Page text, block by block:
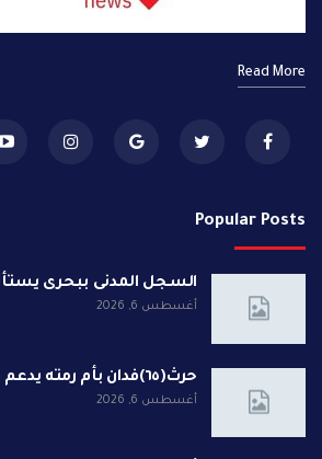
Read More
Popular Posts
السجل المدنى ببحرى
أغسطس 6, 2026
حرث(٦٥)فدان بأم رمته يدعم من الزكاة بالمحلية
أغسطس 6, 2026